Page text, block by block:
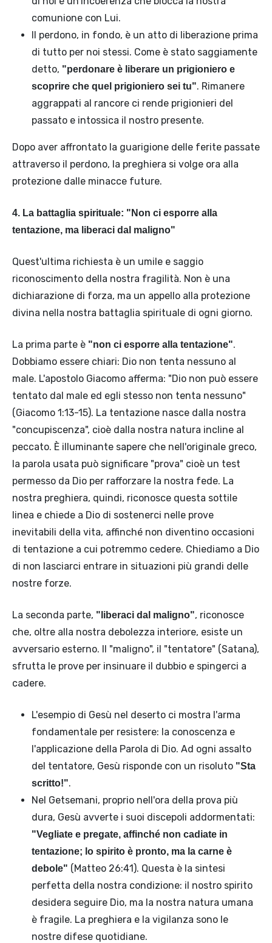
comunione con Lui.
Il perdono, in fondo, è un atto di liberazione prima
di tutto per noi stessi. Come è stato saggiamente
detto, "perdonare è liberare un prigioniero e
scoprire che quel prigioniero sei tu". Rimanere
aggrappati al rancore ci rende prigionieri del
passato e intossica il nostro presente.
Dopo aver affrontato la guarigione delle ferite passate
attraverso il perdono, la preghiera si volge ora alla
protezione dalle minacce future.
4. La battaglia spirituale: "Non ci esporre alla
tentazione, ma liberaci dal maligno"
Quest'ultima richiesta è un umile e saggio
riconoscimento della nostra fragilità. Non è una
dichiarazione di forza, ma un appello alla protezione
divina nella nostra battaglia spirituale di ogni giorno.
La prima parte è "non ci esporre alla tentazione".
Dobbiamo essere chiari: Dio non tenta nessuno al
male. L'apostolo Giacomo afferma: "Dio non può essere
tentato dal male ed egli stesso non tenta nessuno"
(Giacomo 1:13-15). La tentazione nasce dalla nostra
"concupiscenza", cioè dalla nostra natura incline al
peccato. È illuminante sapere che nell'originale greco,
la parola usata può significare "prova" cioè un test
permesso da Dio per rafforzare la nostra fede. La
nostra preghiera, quindi, riconosce questa sottile
linea e chiede a Dio di sostenerci nelle prove
inevitabili della vita, affinché non diventino occasioni
di tentazione a cui potremmo cedere. Chiediamo a Dio
di non lasciarci entrare in situazioni più grandi delle
nostre forze.
La seconda parte, "liberaci dal maligno", riconosce
che, oltre alla nostra debolezza interiore, esiste un
avversario esterno. Il "maligno", il "tentatore" (Satana),
sfrutta le prove per insinuare il dubbio e spingerci a
cadere.
L'esempio di Gesù nel deserto ci mostra l'arma
fondamentale per resistere: la conoscenza e
l'applicazione della Parola di Dio. Ad ogni assalto
del tentatore, Gesù risponde con un risoluto "Sta
scritto!".
Nel Getsemani, proprio nell'ora della prova più
dura, Gesù avverte i suoi discepoli addormentati:
"Vegliate e pregate, affinché non cadiate in
tentazione; lo spirito è pronto, ma la carne è
debole" (Matteo 26:41). Questa è la sintesi
perfetta della nostra condizione: il nostro spirito
desidera seguire Dio, ma la nostra natura umana
è fragile. La preghiera e la vigilanza sono le
nostre difese quotidiane.